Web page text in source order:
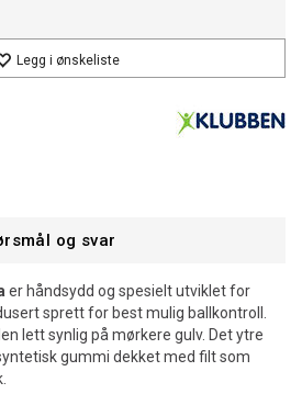
Legg i ønskeliste
og svar
er håndsydd og spesielt utviklet for
sprett for best mulig ballkontroll.
lett synlig på mørkere gulv. Det ytre
gummi dekket med filt som